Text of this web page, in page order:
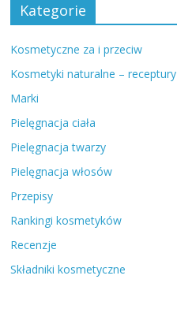
Kategorie
Kosmetyczne za i przeciw
Kosmetyki naturalne – receptury
Marki
Pielęgnacja ciała
Pielęgnacja twarzy
Pielęgnacja włosów
Przepisy
Rankingi kosmetyków
Recenzje
Składniki kosmetyczne